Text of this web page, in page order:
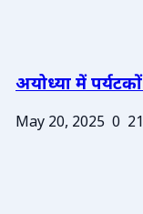
अयोध्या में
May 20, 2025 0